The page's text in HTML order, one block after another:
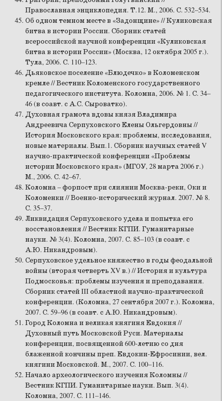
Православная энциклопедия. Т.12. М., 2006. С. 532–534.
Об одном темном месте в «Задонщине» // Куликовская
битва в истории России. Сборник статей
всероссийской научной конференции «Куликовская
битва в истории России» (Москва, 12 октября 2005 г.).
Тула, 2006. С. 110–123.
Дьяковское поселение «Блюдечко» в Коломенском
кремле // Вестник Коломенского государственного
педагогического института. Коломна, 2006. № 1. С. 34–
46 (в соавт. с А.С. Сыроватко).
Духовная грамота вдовы князя Владимира
Андреевича Серпуховского Елены Ольгердовны //
История Московского края: проблемы, исследования,
новые материалы. Вып.1. Сборник научных статей V
научно-практической конференции «Проблемы
истории Московского края» (МГОУ, 28 марта 2006 г.)
М., 2006. С. 42–67.
Коломна – форпост при слиянии Москва-реки, Оки и
Коломенки // Военно-исторический журнал. 2007. № 8.
С. 35–37.
Ликвидация Серпуховского удела и попытка его
восстановления // Вестник КГПИ. Гуманитарные
науки. № 3(4). Коломна, 2007. С. 85–103 (в соавт. с
А.Ю. Никандровым).
Серпуховское удельное княжество в годы феодальной
войны (вторая четверть XV в.) // История и культура
Подмосковья: проблемы изучения и преподавания.
Сборник статей III областной научно-практической
конференции. (Коломна, 27 сентября 2007 г.). Коломна,
2007. С. 59–96 (в соавт. с А.Ю. Никандровым).
Город Коломна и великая княгиня Евдокия //
Духовный путь Московской Руси. Материалы
конференции, посвященной 600-летию со дня
блаженной кончины преп. Евдокии-Ефросинии, вел.
княгини Московской. М., 2007. С. 100–116.
Начало археологического изучения Коломны //
Вестник КГПИ. Гуманитарные науки. Вып. 3(4).
Коломна, 2007. С. 111–146.